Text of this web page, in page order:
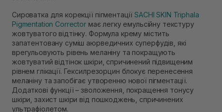
Сироватка для корекції пігментаціїSACHI SKIN Triphala
Pigmentation Correctorмає легку емульсійну текстуру
жовтуватого відтінку. Формула крему містить
запатентовану суміш аюрведичних суперфудів, які
врегульовують рівень меланіну та покращують
жовтуватий відтінок шкіри, спричинений підвищеним
рівнем глікації. Гексилрезорцин блокує перенесення
меланіну та запобігає утворенню нової пігментації.
Додаткові функції – зволоження, покращення тонусу
шкіри, захист шкіри від пошкоджень, спричинених
ультрафіолетом.